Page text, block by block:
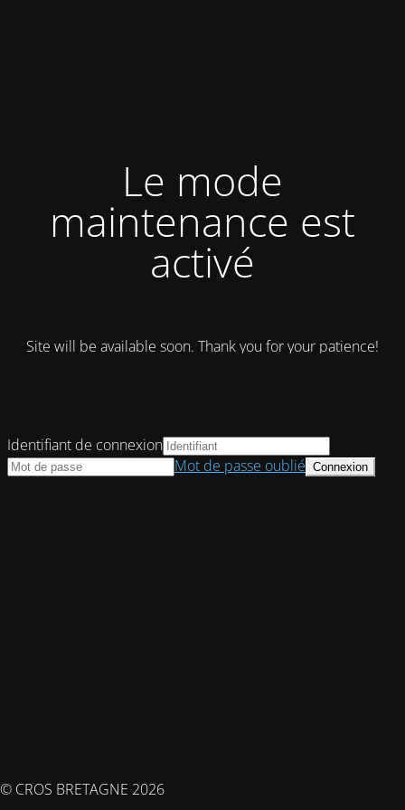
Le mode
maintenance est
activé
Site will be available soon. Thank you for your patience!
© CROS BRETAGNE 2026
Identifiant de connexion
Mot de passe oublié